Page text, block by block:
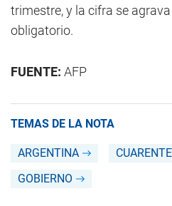
trimestre, y la cifra se
obligatorio.
FUENTE: AFP
TEMAS DE LA NOTA
ARGENTINA
GOBIERNO